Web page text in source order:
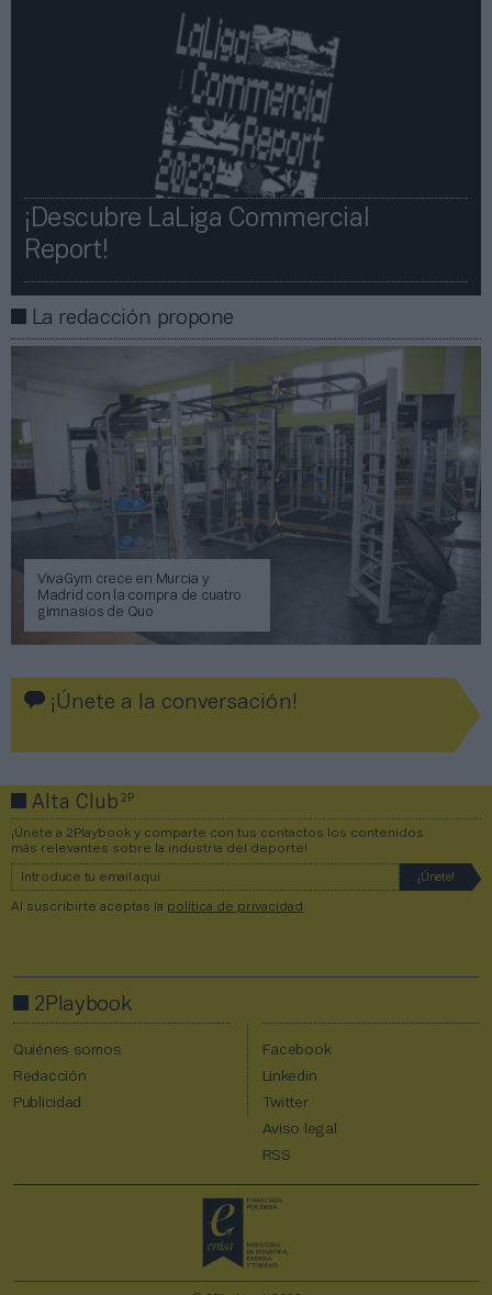
¡Descubre LaLiga Commercial
Report!​​
La redacción propone
VivaGym crece en Murcia y
Madrid con la compra de cuatro
gimnasios de Quo
¡Únete a la conversación!
Alta Club2P
¡Únete a 2Playbook y comparte con tus contactos los contenidos
más relevantes sobre la industria del deporte!
Al suscribirte aceptas la política de privacidad .
2Playbook
Quiénes somos
Redacción
Publicidad
Facebook
Linkedin
Twitter
Aviso legal
RSS